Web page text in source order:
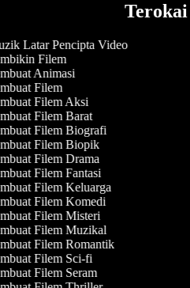
Latar Pencipta Video
Filem
Animasi
Filem
Filem Aksi
Filem Barat
Filem Biografi
Filem Biopik
Filem Drama
Filem Fantasi
Filem Keluarga
Filem Komedi
Filem Misteri
Filem Muzikal
Filem Romantik
Filem Sci-fi
Filem Seram